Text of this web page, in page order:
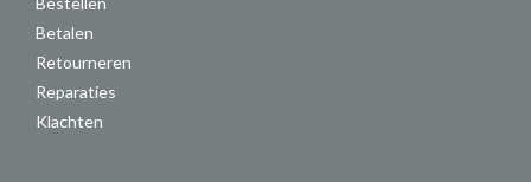
Betalen
Retourneren
Reparaties
Klachten